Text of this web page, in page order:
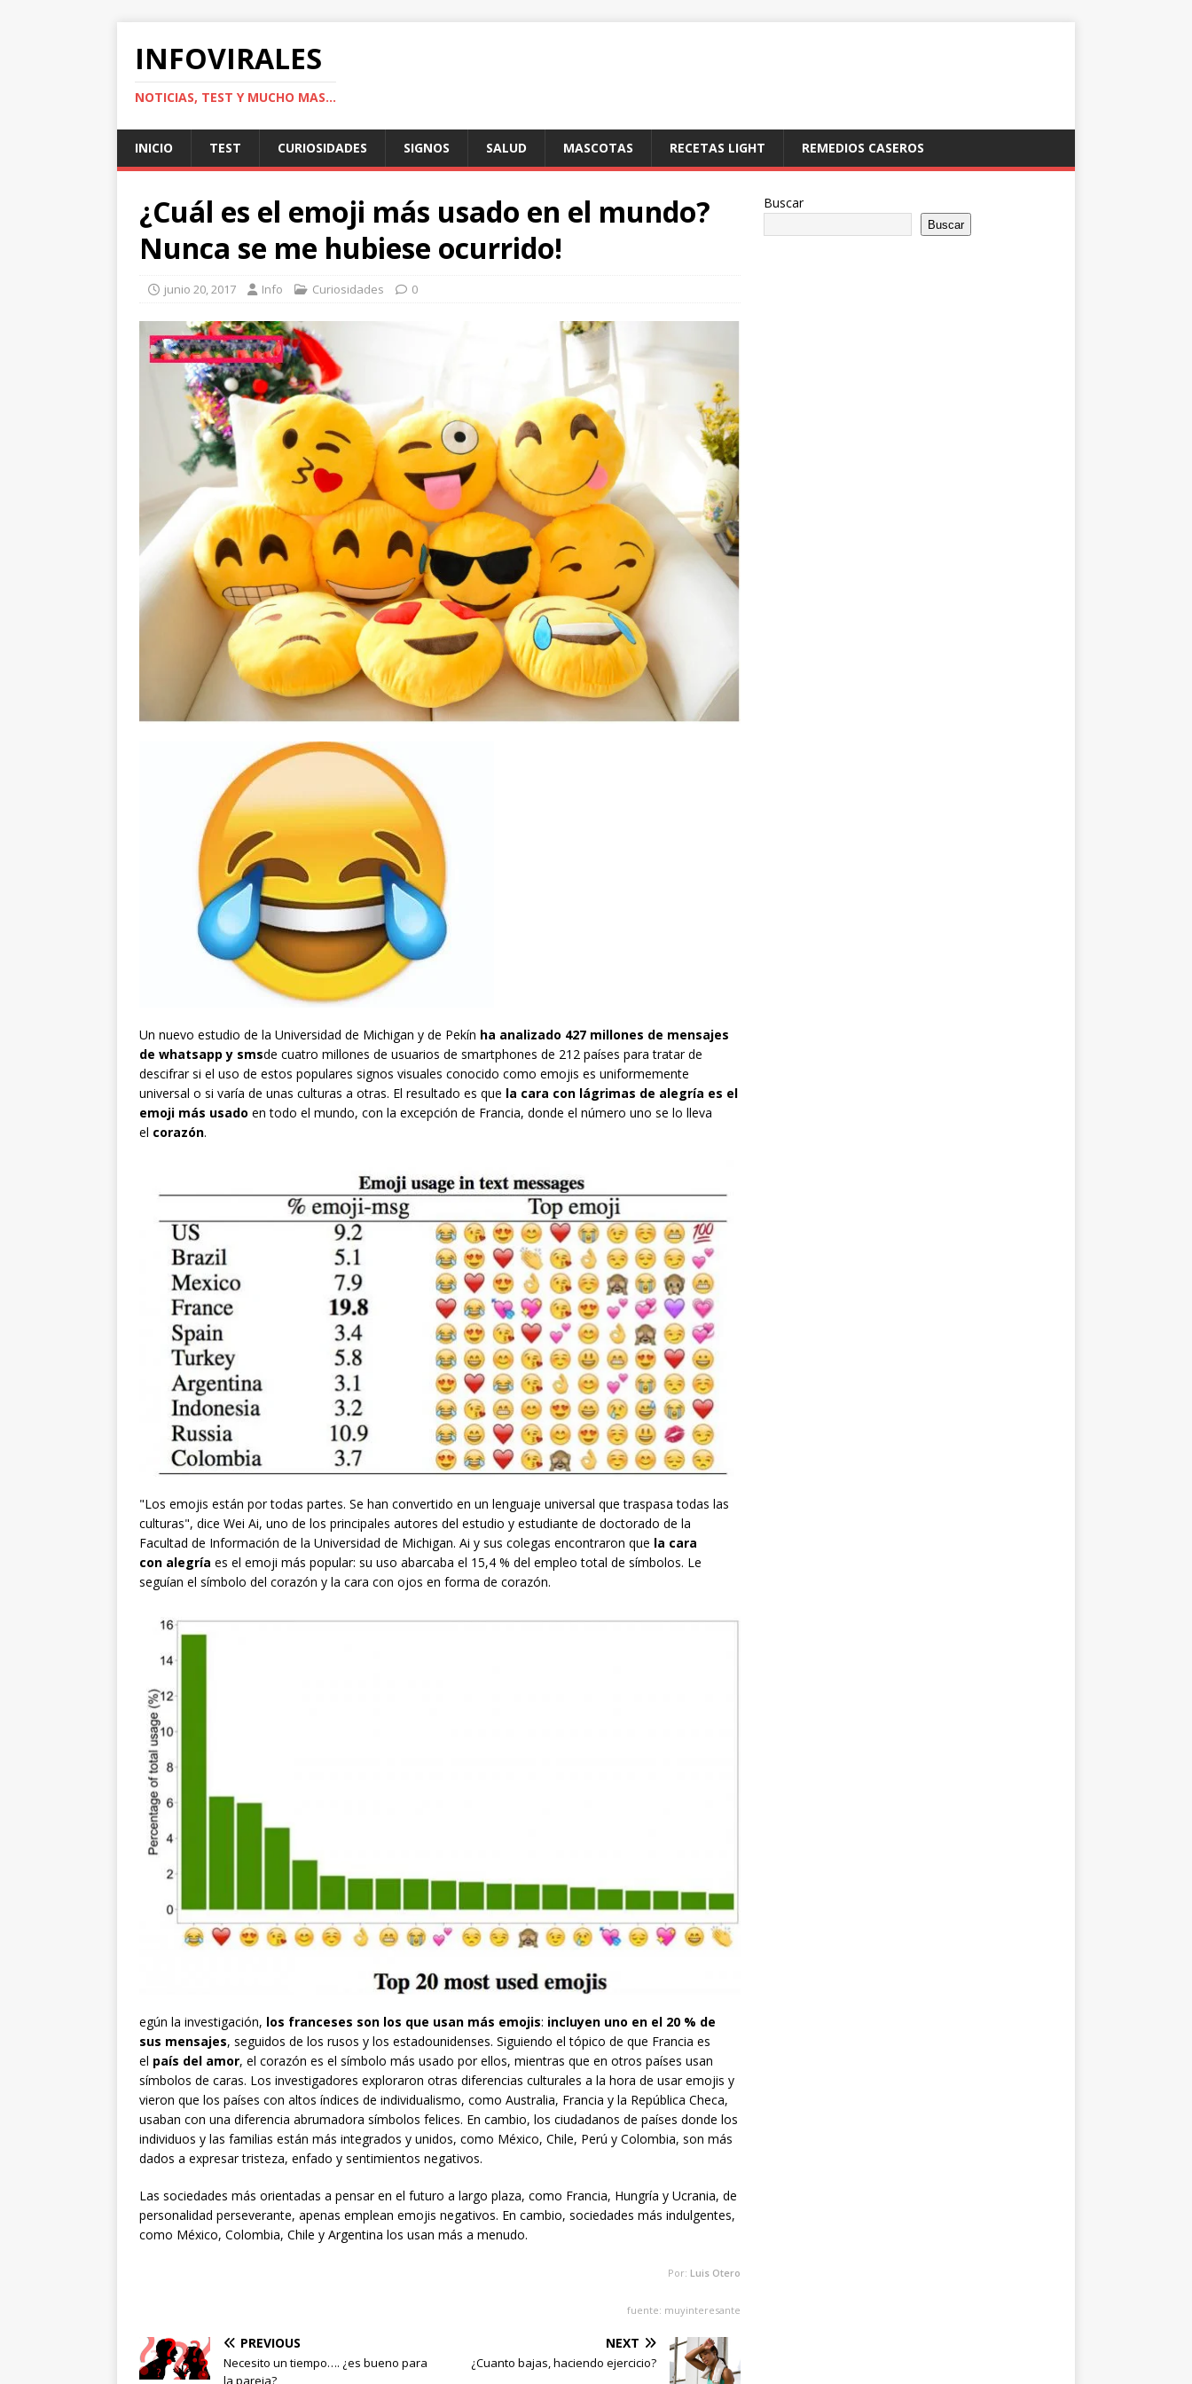
INFOVIRALES
NOTICIAS, TEST Y MUCHO MAS...
INICIO TEST CURIOSIDADES SIGNOS SALUD MASCOTAS RECETAS LIGHT REMEDIOS CASEROS
¿Cuál es el emoji más usado en el mundo?
Nunca se me hubiese ocurrido!
junio 20, 2017 Info Curiosidades 0
Un nuevo estudio de la Universidad de Michigan y de Pekín ha analizado 427 millones de mensajes
de whatsapp y smsde cuatro millones de usuarios de smartphones de 212 países para tratar de
descifrar si el uso de estos populares signos visuales conocido como emojis es uniformemente
universal o si varía de unas culturas a otras. El resultado es que la cara con lágrimas de alegría es el
emoji más usado en todo el mundo, con la excepción de Francia, donde el número uno se lo lleva
el corazón.
"Los emojis están por todas partes. Se han convertido en un lenguaje universal que traspasa todas las
culturas", dice Wei Ai, uno de los principales autores del estudio y estudiante de doctorado de la
Facultad de Información de la Universidad de Michigan. Ai y sus colegas encontraron que la cara
con alegría es el emoji más popular: su uso abarcaba el 15,4 % del empleo total de símbolos. Le
seguían el símbolo del corazón y la cara con ojos en forma de corazón.
egún la investigación, los franceses son los que usan más emojis: incluyen uno en el 20 % de
sus mensajes, seguidos de los rusos y los estadounidenses. Siguiendo el tópico de que Francia es
el país del amor, el corazón es el símbolo más usado por ellos, mientras que en otros países usan
símbolos de caras. Los investigadores exploraron otras diferencias culturales a la hora de usar emojis y
vieron que los países con altos índices de individualismo, como Australia, Francia y la República Checa,
usaban con una diferencia abrumadora símbolos felices. En cambio, los ciudadanos de países donde los
individuos y las familias están más integrados y unidos, como México, Chile, Perú y Colombia, son más
dados a expresar tristeza, enfado y sentimientos negativos.
Las sociedades más orientadas a pensar en el futuro a largo plaza, como Francia, Hungría y Ucrania, de
personalidad perseverante, apenas emplean emojis negativos. En cambio, sociedades más indulgentes,
como México, Colombia, Chile y Argentina los usan más a menudo.
Por: Luis Otero
fuente: muyinteresante
PREVIOUS
Necesito un tiempo…. ¿es bueno para
la pareja?
NEXT
¿Cuanto bajas, haciendo ejercicio?
Buscar
Buscar